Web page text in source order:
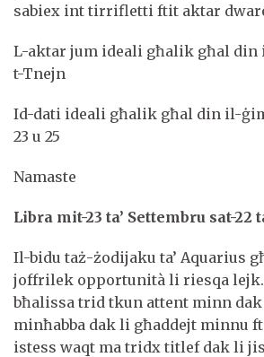
sabiex int tirrifletti ftit aktar
L-aktar jum ideali għalik għal din
t-Tnejn
Id-dati ideali għalik għal din il-
23 u 25
Namaste
Libra mit-23 ta’ Settembru sat-22
Il-bidu taż-żodijaku ta’ Aquarius
joffrilek opportunità li riesqa
bħalissa trid tkun attent minn
minħabba dak li għaddejt minnu
istess waqt ma tridx titlef dak li